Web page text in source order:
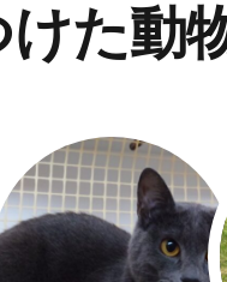
た動